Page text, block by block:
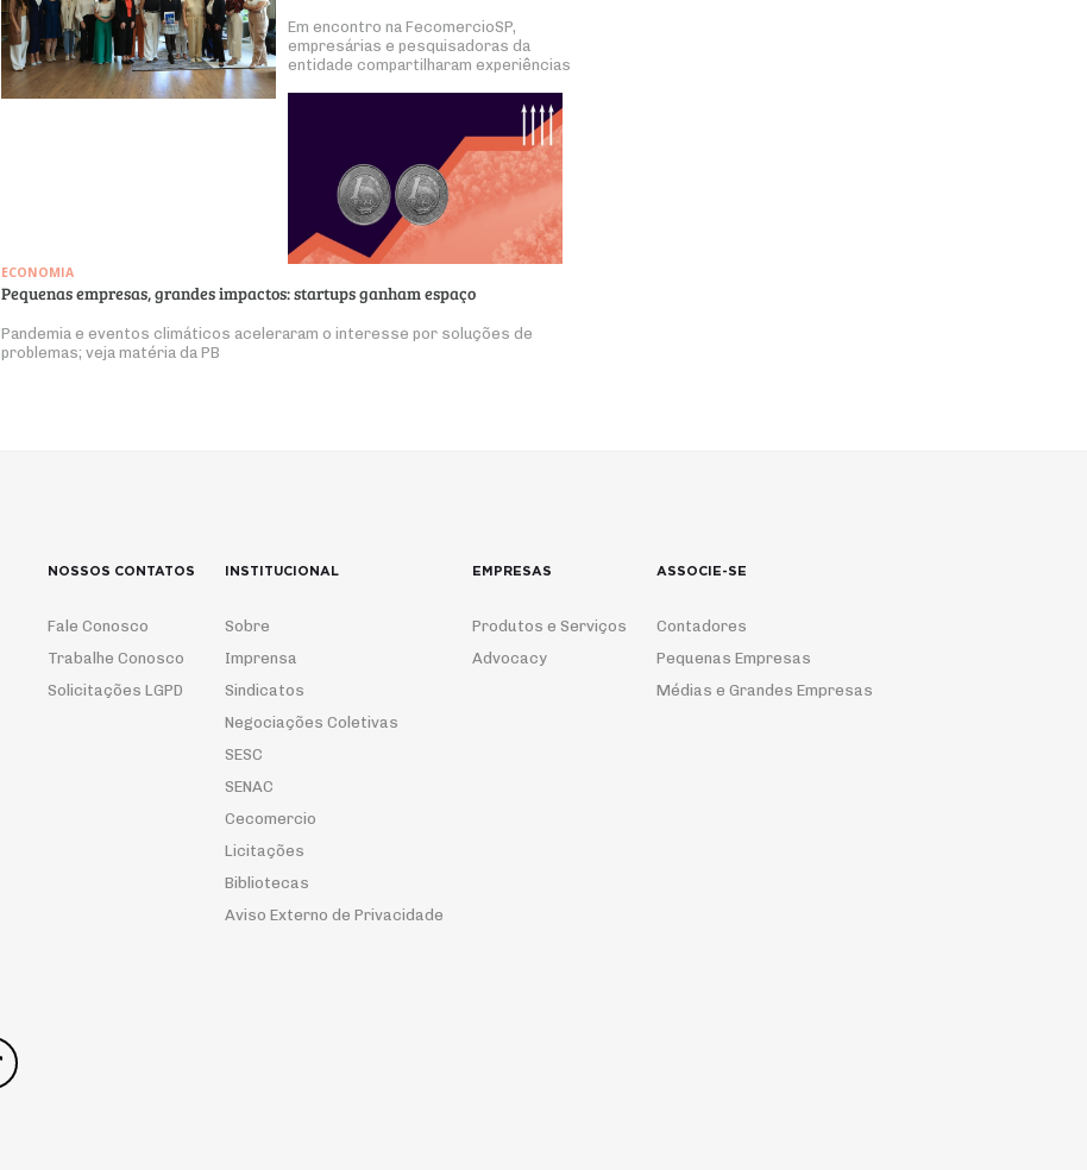
Em encontro na FecomercioSP,
empresárias e pesquisadoras da
entidade compartilharam experiências
ECONOMIA
Pequenas empresas, grandes impactos: startups ganham espaço
Pandemia e eventos climáticos aceleraram o interesse por soluções de
problemas; veja matéria da PB
NOSSOS CONTATOS
Fale Conosco
Trabalhe Conosco
Solicitações LGPD
INSTITUCIONAL
Sobre
Imprensa
Sindicatos
Negociações Coletivas
SESC
SENAC
Cecomercio
Licitações
Bibliotecas
Aviso Externo de Privacidade
EMPRESAS
Produtos e Serviços
Advocacy
ASSOCIE-SE
Contadores
Pequenas Empresas
Médias e Grandes Empresas